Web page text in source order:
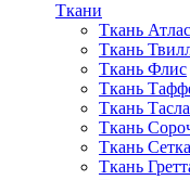
Ткани
Ткань Атлас
Ткань
Ткань Флис
Ткань
Ткань
Ткань
Ткань Сетка
Ткань